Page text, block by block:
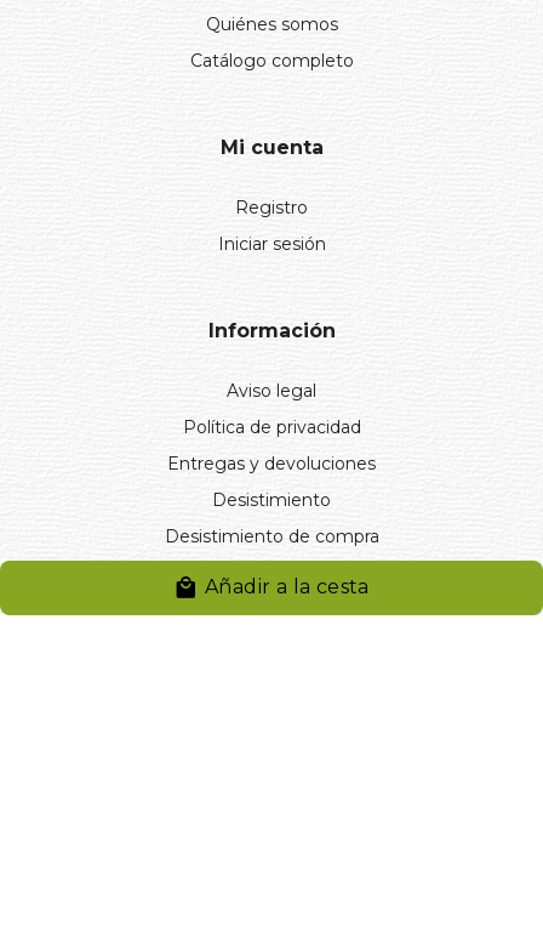
Añadir a la cesta
Quiénes somos
Catálogo completo
Mi cuenta
Registro
Iniciar sesión
Información
Aviso legal
Política de privacidad
Entregas y devoluciones
Desistimiento
Desistimiento de compra